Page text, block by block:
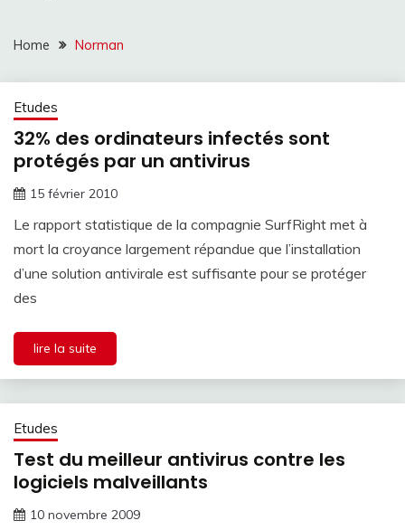
Home Norman
Etudes
32% des ordinateurs infectés sont
protégés par un antivirus
15 février 2010
Le rapport statistique de la compagnie SurfRight met à
mort la croyance largement répandue que l’installation
d’une solution antivirale est suffisante pour se protéger
des
lire la suite
Etudes
Test du meilleur antivirus contre les
logiciels malveillants
10 novembre 2009